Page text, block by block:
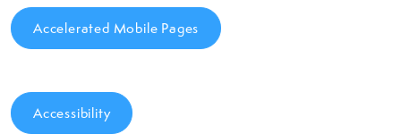
Accelerated Mobile Pages
Accessibility